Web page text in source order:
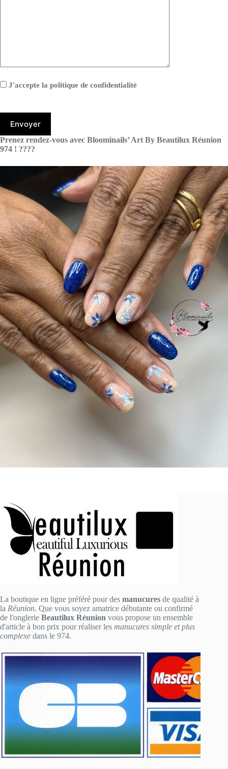
J'accepte la politique de confidentialité
Prenez rendez-vous avec Bloominails’ Art By Beautilux Réunion
974 ! ????
La boutique en ligne préféré pour des manucures de qualité à
la Réunion. Que vous soyez amatrice débutante ou confirmé
de l'onglerie Beautilux Réunion vous propose un ensemble
d'article à bon prix pour réaliser les manucures simple et plus
complexe dans le 974.